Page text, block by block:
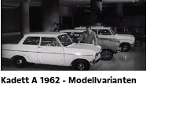
Kadett A 1962 - Modellvarianten